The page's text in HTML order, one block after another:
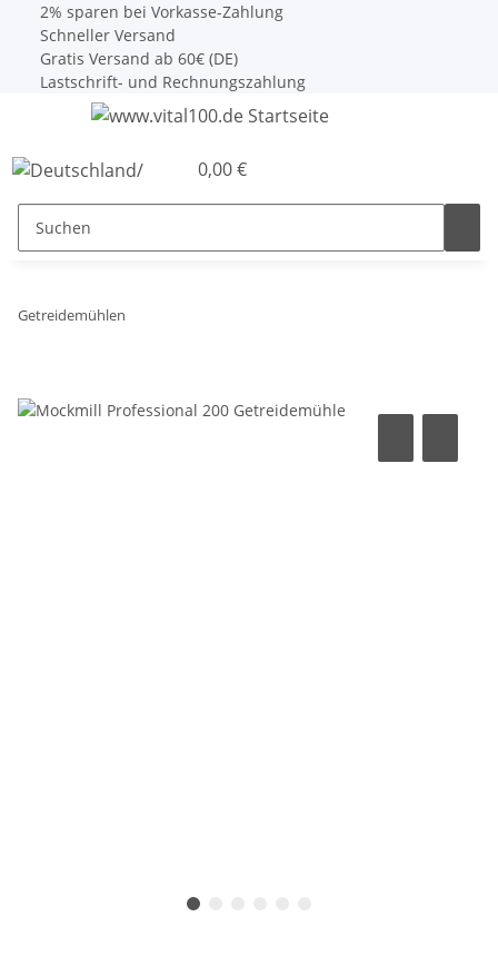
2% sparen bei Vorkasse-Zahlung
Schneller Versand
Gratis Versand ab 60€ (DE)
Lastschrift- und Rechnungszahlung
0,00 €
Getreidemühlen